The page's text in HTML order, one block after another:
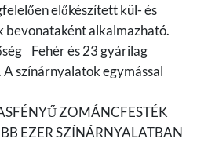
előkészített kül- és
bevonataként alkalmazható.
Fehér és 23 gyárilag
színárnyalatok egymással
ZOMÁNCFESTÉK
EZER SZÍNÁRNYALATBAN